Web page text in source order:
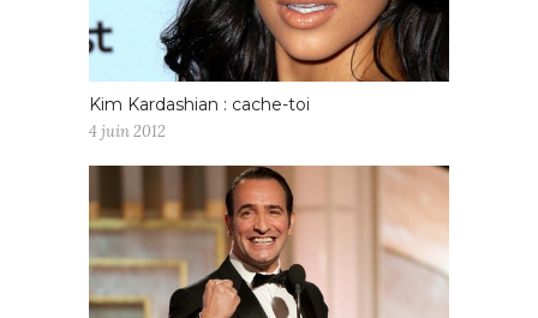
Kim Kardashian : cache-toi
4 juin 2012